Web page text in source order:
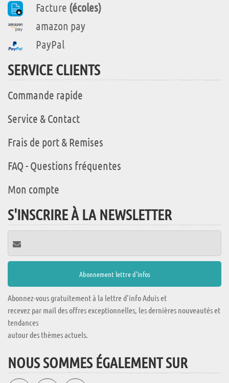
Facture (écoles)
amazon pay
PayPal
SERVICE CLIENTS
Commande rapide
Service & Contact
Frais de port & Remises
FAQ - Questions fréquentes
Mon compte
S'INSCRIRE À LA NEWSLETTER
Abonnez-vous gratuitement à la lettre d'info Aduis et
recevez par mail des offres exceptionnelles, les dernières nouveautés et
tendances
autour des thèmes actuels.
NOUS SOMMES ÉGALEMENT SUR